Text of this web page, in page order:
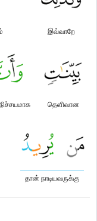
இவ்வாறே
தெளிவான
தான் நாடியவருக்கு